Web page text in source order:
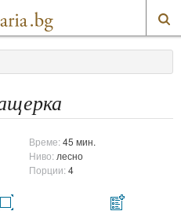
Време:45 мин.
Ниво: лесно
Порции:4